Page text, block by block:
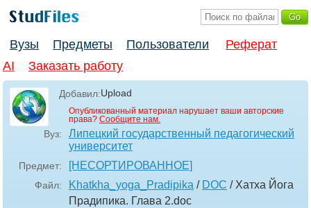
Вузы Предметы Пользователи
Реферат
AI
Заказать работу
Добавил:Upload
Опубликованный материал нарушает ваши авторские
права? Сообщите нам.
Вуз:
Липецкий государственный педагогический
университет
Предмет: [НЕСОРТИРОВАННОЕ]
Файл: Khatkha_yoga_Pradipika / DOC / Хатха Йога
Прадипика. Глава 2.doc